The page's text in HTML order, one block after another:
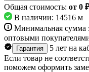
Общая стоимость: от 0 ₽
В наличии: 14516 м
Минимальная сумма
оптовыми
Гарантия
5 лет на
Если товар не
поможем оформить